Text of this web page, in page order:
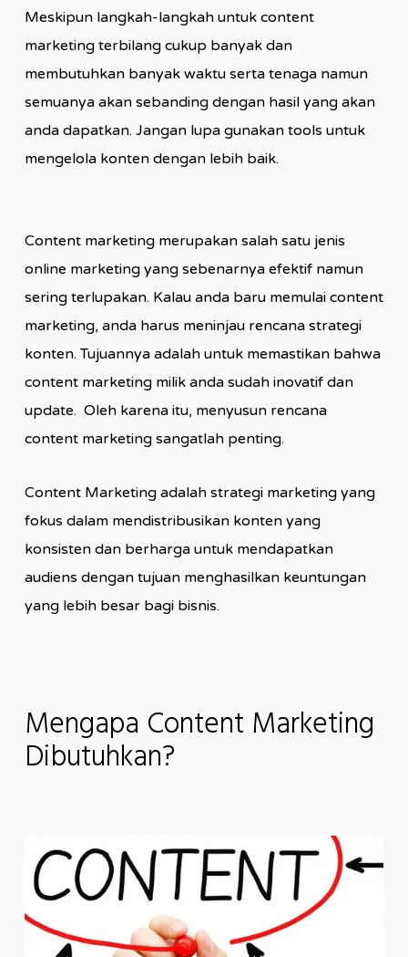
Meskipun langkah-langkah untuk content
marketing terbilang cukup banyak dan
membutuhkan banyak waktu serta tenaga namun
semuanya akan sebanding dengan hasil yang akan
anda dapatkan. Jangan lupa gunakan tools untuk
mengelola konten dengan lebih baik.
Content marketing merupakan salah satu jenis
online marketing yang sebenarnya efektif namun
sering terlupakan. Kalau anda baru memulai content
marketing, anda harus meninjau rencana strategi
konten. Tujuannya adalah untuk memastikan bahwa
content marketing milik anda sudah inovatif dan
update. Oleh karena itu, menyusun rencana
content marketing sangatlah penting.
Content Marketing adalah strategi marketing yang
fokus dalam mendistribusikan konten yang
konsisten dan berharga untuk mendapatkan
audiens dengan tujuan menghasilkan keuntungan
yang lebih besar bagi bisnis.
Mengapa Content Marketing
Dibutuhkan?